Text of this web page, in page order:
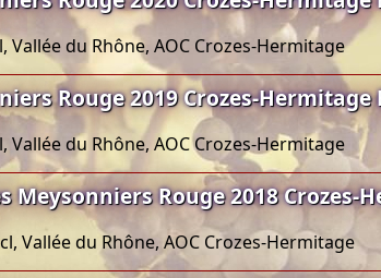
Vallée du Rhône, AOC Crozes-Hermitage
Rouge 2019 Crozes-Hermitage
Vallée du Rhône, AOC Crozes-Hermitage
Meysonniers Rouge 2018 Crozes-
Vallée du Rhône, AOC Crozes-Hermitage